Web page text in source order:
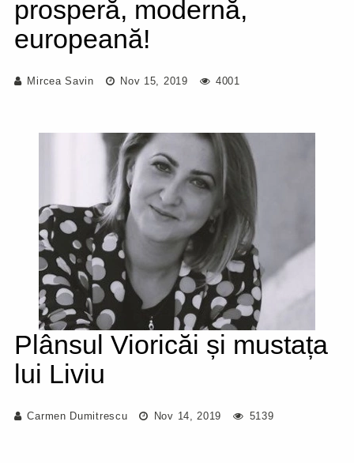
prosperă, modernă,
europeană!
Mircea Savin Nov 15, 2019 4001
Plânsul Vioricăi și mustața
lui Liviu
Carmen Dumitrescu Nov 14, 2019 5139